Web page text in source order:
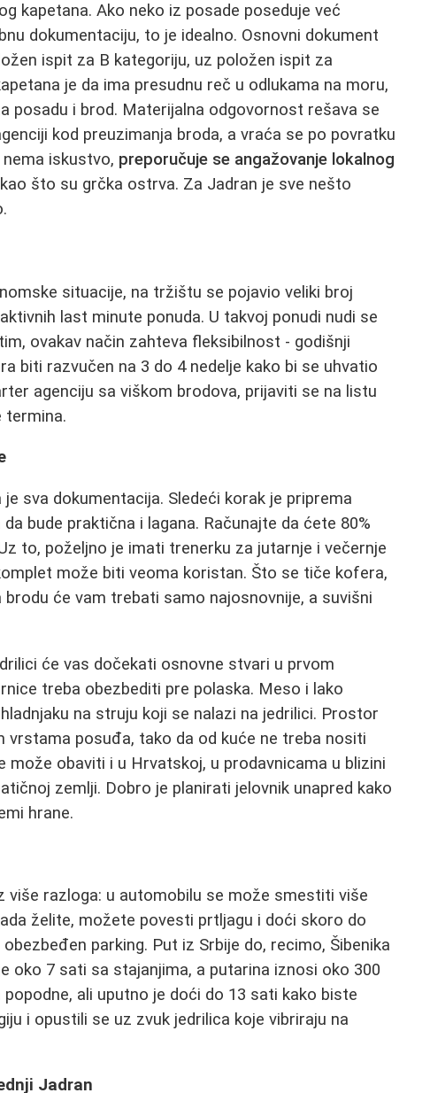
kapetana. Ako neko iz posade poseduje već
dokumentaciju, to je idealno. Osnovni dokument
ispit za B kategoriju, uz položen ispit za
je da ima presudnu reč u odlukama na moru,
posadu i brod. Materijalna odgovornost rešava se
kod preuzimanja broda, a vraća se po povratku
iskustvo, preporučuje se angažovanje lokalnog
što su grčka ostrva. Za Jadran je sve nešto
situacije, na tržištu se pojavio veliki broj
last minute ponuda. U takvoj ponudi nudi se
ovakav način zahteva fleksibilnost - godišnji
biti razvučen na 3 do 4 nedelje kako bi se uhvatio
agenciju sa viškom brodova, prijaviti se na listu
termina.
sva dokumentacija. Sledeći korak je priprema
bude praktična i lagana. Računajte da ćete 80%
to, poželjno je imati trenerku za jutarnje i večernje
može biti veoma koristan. Što se tiče kofera,
će vam trebati samo najosnovnije, a suvišni
će vas dočekati osnovne stvari u prvom
treba obezbediti pre polaska. Meso i lako
na struju koji se nalazi na jedrilici. Prostor
vrstama posuđa, tako da od kuće ne treba nositi
može obaviti i u Hrvatskoj, u prodavnicama u blizini
zemlji. Dobro je planirati jelovnik unapred kako
hrane.
više razloga: u automobilu se može smestiti više
želite, možete povesti prtljagu i doći skoro do
parking. Put iz Srbije do, recimo, Šibenika
oko 7 sati sa stajanjima, a putarina iznosi oko 300
ali uputno je doći do 13 sati kako biste
i opustili se uz zvuk jedrilica koje vibriraju na
Jadran